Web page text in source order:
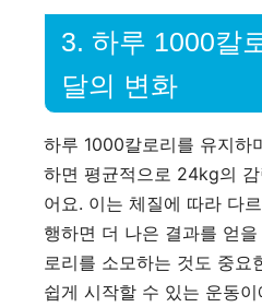
3. 하루 1000칼
달의 변화
하루 1000칼로리를 유지하
하면 평균적으로 24kg의
어요. 이는 체질에 따라 다
행하면 더 나은 결과를 얻
로리를 소모하는 것도 중요
쉽게 시작할 수 있는 운동